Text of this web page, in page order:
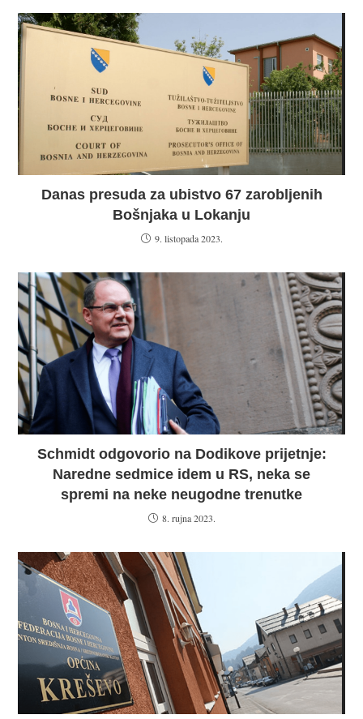
Danas presuda za ubistvo 67 zarobljenih
Bošnjaka u Lokanju
9. listopada 2023.
Schmidt odgovorio na Dodikove prijetnje:
Naredne sedmice idem u RS, neka se
spremi na neke neugodne trenutke
8. rujna 2023.